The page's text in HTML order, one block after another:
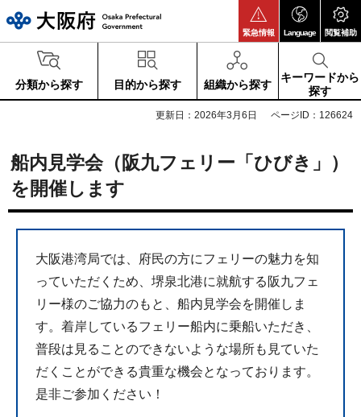
緊急情報 Language 閲覧補助
分類から探す 目的から探す 組織から探す
キーワードから
探す
更新日：2026年3月6日 ページID：126624
船内見学会（阪九フェリー「ひびき」）
を開催します
大阪港湾局では、府民の方にフェリーの魅力を知
っていただくため、堺泉北港に就航する阪九フェ
リー様のご協力のもと、船内見学会を開催しま
す。着岸しているフェリー船内に乗船いただき、
普段は見ることのできないような場所も見ていた
だくことができる貴重な機会となっております。
是非ご参加ください！